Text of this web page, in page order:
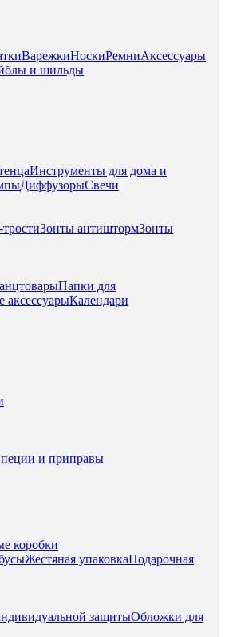
ВарежкиНоскиРемниАксессуары
и шильды
Инструменты для дома и
ДиффузорыСвечи
Зонты антиштормЗонты
Папки для
аксессуарыКалендари
и приправы
коробки
Жестяная упаковкаПодарочная
защитыОбложки для